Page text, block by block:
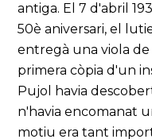
antiga. El 7 d'abril
50è aniversari, el
entregà una viola de
primera còpia d'un
Pujol havia
n'havia encomanat
motiu era tant